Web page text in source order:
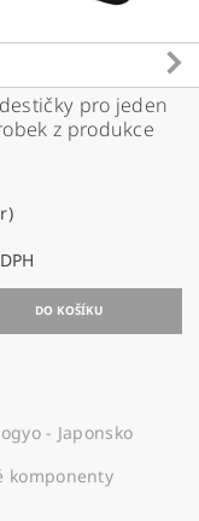
pro jeden
z produkce
DPH
- Japonsko
komponenty